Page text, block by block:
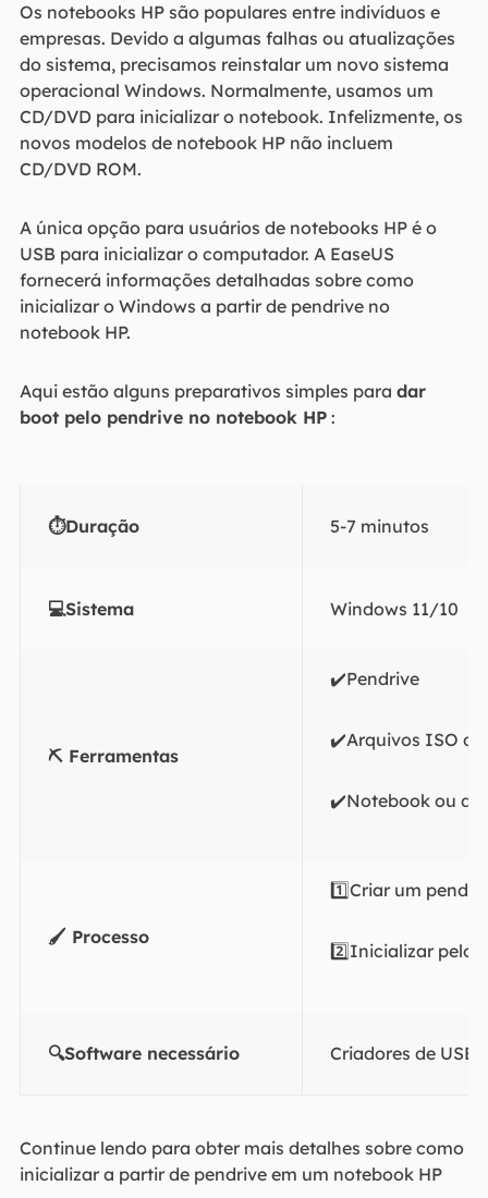
Os notebooks HP são populares entre indivíduos e
empresas. Devido a algumas falhas ou atualizações
do sistema, precisamos reinstalar um novo sistema
operacional Windows. Normalmente, usamos um
CD/DVD para inicializar o notebook. Infelizmente, os
novos modelos de notebook HP não incluem
CD/DVD ROM.
A única opção para usuários de notebooks HP é o
USB para inicializar o computador. A EaseUS
fornecerá informações detalhadas sobre como
inicializar o Windows a partir de pendrive no
notebook HP.
Aqui estão alguns preparativos simples para dar
boot pelo pendrive no notebook HP:
⏱️Duração 5-7 minutos
💻Sistema Windows 11/10
⛏️ Ferramentas
✔️Pendrive
✔️Arquivos ISO do
✔️Notebook ou
🖌️ Processo
1️⃣Criar um
2️⃣Inicializar pelo
🔍Software necessário Criadores de USB
Continue lendo para obter mais detalhes sobre como
inicializar a partir de pendrive em um notebook HP